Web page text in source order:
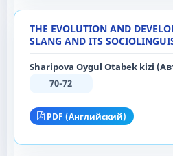
THE EVOLUTION AND
SLANG AND ITS
Sharipova Oygul Otabek kizi
70-72
PDF (Английский)